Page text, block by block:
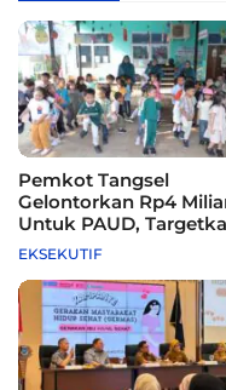
Pemkot Tangsel
Gelontorkan Rp4
Untuk PAUD,
115 Sekolah
EKSEKUTIF